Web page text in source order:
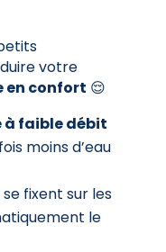
votre
en confort 😌
à faible débit
moins d’eau
se fixent sur les
le